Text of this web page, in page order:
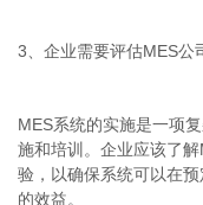
3、企业需要评估MES公
MES系统的实施是一项
施和培训。企业应该了
验，以确保系统可以在
的效益。